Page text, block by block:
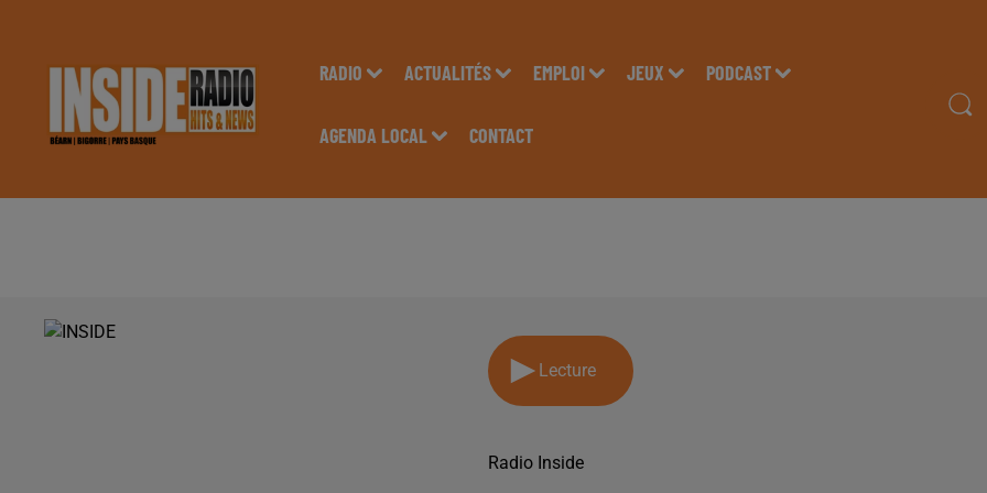
RADIO ACTUALITÉS EMPLOI JEUX PODCAST
AGENDA LOCAL CONTACT
Lecture
Radio Inside